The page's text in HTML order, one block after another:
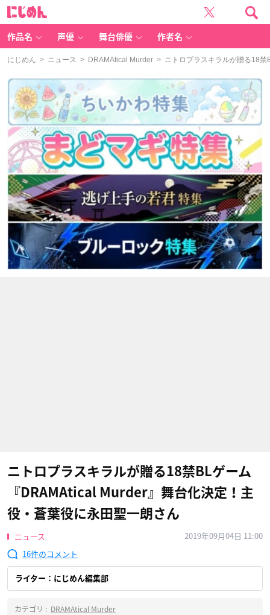
作品名 声優 舞台俳優 作者名
にじめん > ニュース > DRAMAtical Murder > ニトロプラスキラルが贈る18禁
ニトロプラスキラルが贈る18禁BLゲーム
『DRAMAtical Murder』舞台化決定！主
役・蒼葉役に永田聖一朗さん
ニュース
2019年09月04日 11:00
16
ライター：にじめん編集部
カテゴリ : DRAMAtical Murder